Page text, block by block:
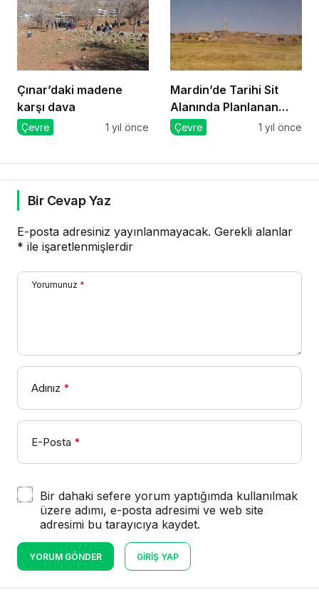
Çınar’daki madene
karşı dava
Çevre 1 yıl önce
Mardin’de Tarihi Sit
Alanında Planlanan
GES Projesi Mahkeme
Çevre 1 yıl önce
Bir Cevap Yaz
E-posta adresiniz yayınlanmayacak. Gerekli alanlar
* ile işaretlenmişlerdir
Yorumunuz *
Adınız *
E-Posta *
Bir dahaki sefere yorum yaptığımda kullanılmak
üzere adımı, e-posta adresimi ve web site
adresimi bu tarayıcıya kaydet.
YORUM GÖNDER GIRIŞ YAP